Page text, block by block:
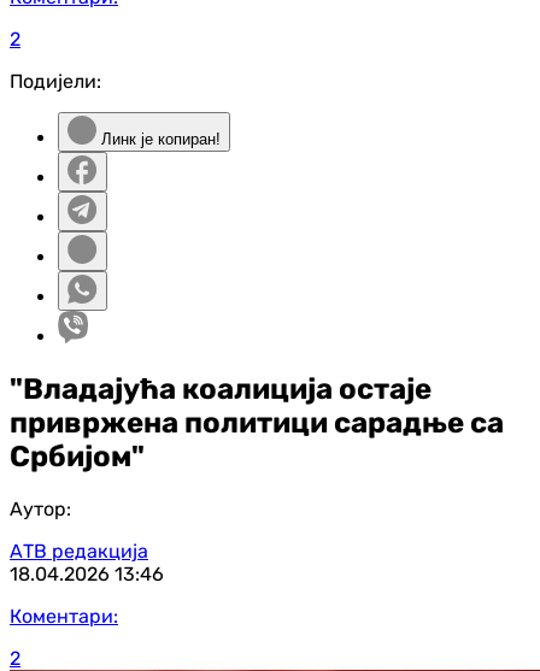
2
Подијели:
Линк је копиран!
"Владајућа коалиција остаје
привржена политици сарадње са
Србијом"
Аутор:
АТВ редакција
18.04.2026 13:46
Коментари:
2